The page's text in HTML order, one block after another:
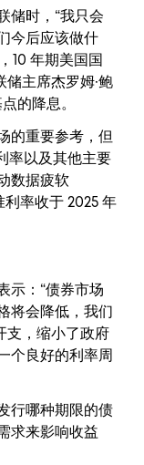
储时，“我只会
今后应该做什
10 年期美国国
储主席杰罗姆·鲍
的降息。
的重要参考，但
率以及其他主要
数据疲软
利率收于 2025 年
示：“债券市场
将会降低，我们
支，缩小了政府
个良好的利率周
行哪种期限的债
求来影响收益